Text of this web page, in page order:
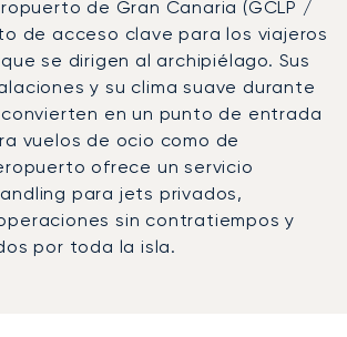
de Gran Canaria (GCLP /
de acceso clave para los viajeros
se dirigen al archipiélago. Sus
y su clima suave durante
en un punto de entrada
vuelos de ocio como de
ofrece un servicio
para jets privados,
sin contratiempos y
por toda la isla.